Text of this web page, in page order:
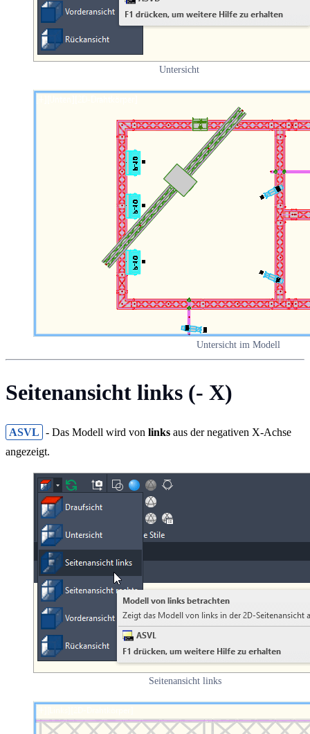
Untersicht
Untersicht im Modell
Seitenansicht links (- X)
ASVL - Das Modell wird von links aus der negativen X-Achse
angezeigt.
Seitenansicht links